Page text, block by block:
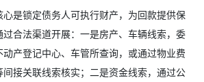
心是锁定债务人可执行财产，为回款提供保
过合法渠道开展：一是房产、车辆线索，委
产登记中心、车管所查询，或通过物业费
接关联线索核实；二是资金线索，通过公